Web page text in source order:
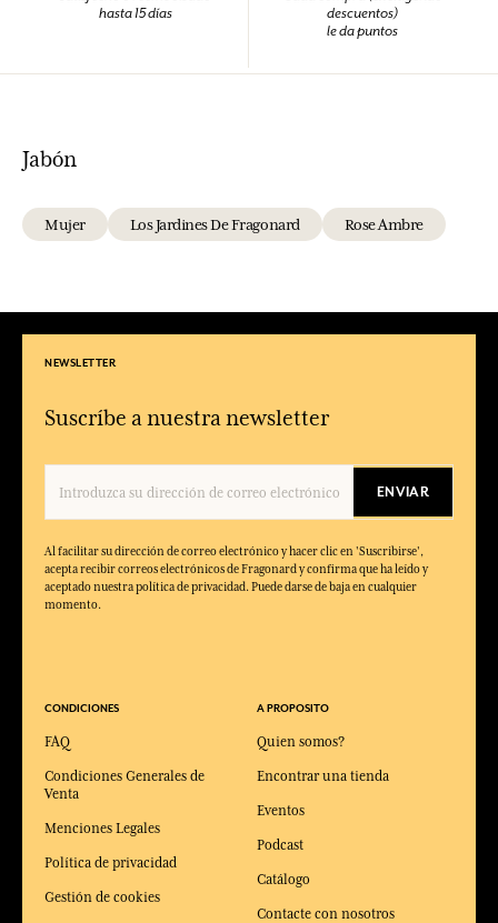
hasta 15 días
descuentos)
le da puntos
Jabón
Mujer Los Jardines De Fragonard Rose Ambre
NEWSLETTER
Suscríbe a nuestra newsletter
ENVIAR
Al facilitar su dirección de correo electrónico y hacer clic en 'Suscribirse',
acepta recibir correos electrónicos de Fragonard y confirma que ha leído y
aceptado nuestra política de privacidad. Puede darse de baja en cualquier
momento.
CONDICIONES
FAQ
Condiciones Generales de
Venta
Menciones Legales
Política de privacidad
Gestión de cookies
A PROPOSITO
Quien somos?
Encontrar una tienda
Eventos
Podcast
Catálogo
Contacte con nosotros